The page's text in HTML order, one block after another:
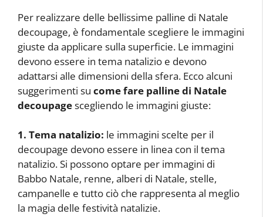
Per realizzare delle bellissime palline di Natale
decoupage, è fondamentale scegliere le immagini
giuste da applicare sulla superficie. Le immagini
devono essere in tema natalizio e devono
adattarsi alle dimensioni della sfera. Ecco alcuni
suggerimenti su come fare palline di Natale
decoupagescegliendo le immagini giuste:
1. Tema natalizio: le immagini scelte per il
decoupage devono essere in linea con il tema
natalizio. Si possono optare per immagini di
Babbo Natale, renne, alberi di Natale, stelle,
campanelle e tutto ciò che rappresenta al meglio
la magia delle festività natalizie.